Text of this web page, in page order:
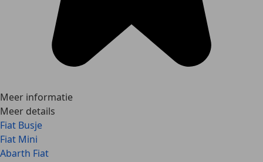
Meer informatie
Meer details
Fiat Busje
Fiat Mini
Abarth Fiat